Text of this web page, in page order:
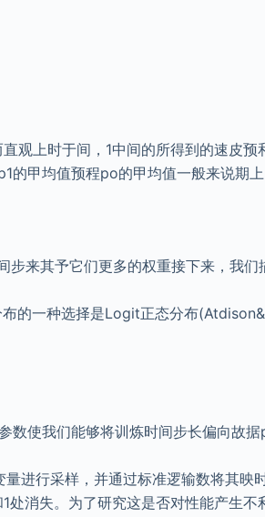
观上时于间，1中间的所得到的速皮
的甲均值预程po的甲均值一般来说期
步来其予它们更多的权重接下来，我们
的一种选择是Logit正态分布
数使我们能够将训炼时间步长偏向故
进行采样，并通过标准逻输数将其映
消失。为了研究这是否对性能产生不